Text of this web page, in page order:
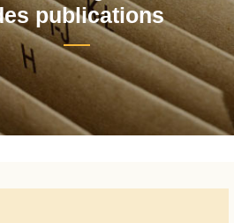
publications